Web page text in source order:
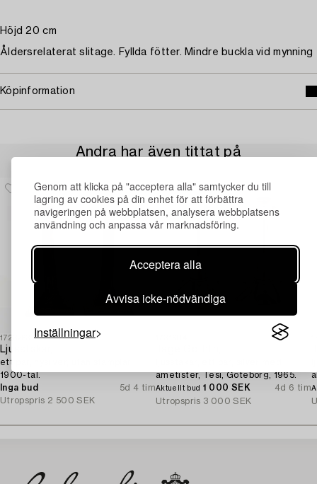
Genom att klicka på "acceptera alla" samtycker du till
lagring av cookies på din enhet för att förbättra
navigeringen på webbplatsen, analysera webbplatsens
användning och anpassa vår marknadsföring.
Acceptera alla
Avvisa icke-nödvändiga
Inställningar
Höjd 20 cm
Åldersrelaterat slitage. Fyllda fötter. Mindre buckla vid mynning
Köpinformation
Andra har även tittat på
1723263
Ljusstakar,
ett par, nysilver, utan stämplar,
1900-tal.
Inga bud
5d 4 tim
Utropspris 2 500 SEK
ametister, Tesi, Göteborg, 1965.
Aktuellt bud 1 000 SEK
4d 6 tim
Utropspris 3 000 SEK